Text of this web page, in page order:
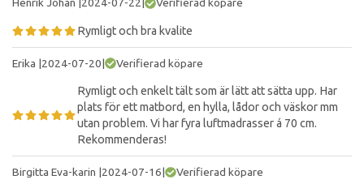
Henrik Johan 2024-07-22 Verifierad köpare
Rymligt och bra kvalite
Erika |2024-07-20| Verifierad köpare
Rymligt och enkelt tält som är lätt att sätta upp. Har
plats för ett matbord, en hylla, lådor och väskor mm
utan problem. Vi har fyra luftmadrasser á 70 cm.
Rekommenderas!
Birgitta Eva-karin |2024-07-16| Verifierad köpare